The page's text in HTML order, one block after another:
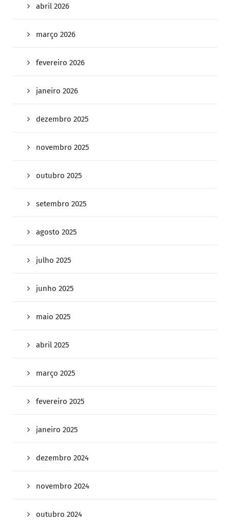
abril 2026
março 2026
fevereiro 2026
janeiro 2026
dezembro 2025
novembro 2025
outubro 2025
setembro 2025
agosto 2025
julho 2025
junho 2025
maio 2025
abril 2025
março 2025
fevereiro 2025
janeiro 2025
dezembro 2024
novembro 2024
outubro 2024